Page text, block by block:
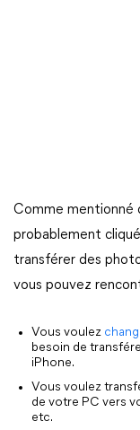
Comme mentionné
probablement
transférer des
vous pouvez
Vous voulez
besoin de
iPhone.
Vous voulez
de votre PC vers
etc.